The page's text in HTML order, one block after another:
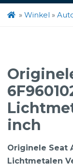
» Winkel »
inch
Originele Seat
Lichtmetalen